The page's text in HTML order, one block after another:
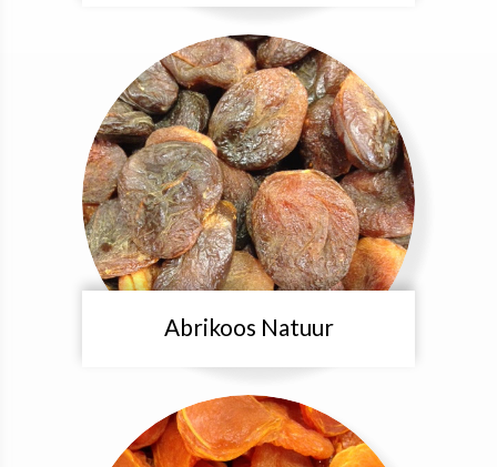
Abrikoos Natuur